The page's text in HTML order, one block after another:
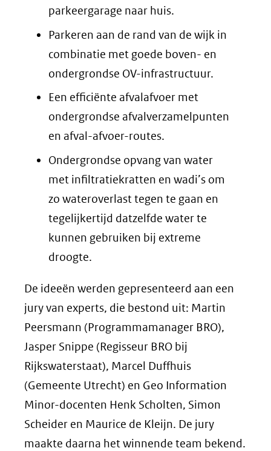
parkeergarage naar huis.
Parkeren aan de rand van de wijk in
combinatie met goede boven- en
ondergrondse OV-infrastructuur.
Een efficiënte afvalafvoer met
ondergrondse afvalverzamelpunten
en afval-afvoer-routes.
Ondergrondse opvang van water
met infiltratiekratten en wadi’s om
zo wateroverlast tegen te gaan en
tegelijkertijd datzelfde water te
kunnen gebruiken bij extreme
droogte.
De ideeën werden gepresenteerd aan een
jury van experts, die bestond uit: Martin
Peersmann (Programmamanager BRO),
Jasper Snippe (Regisseur BRO bij
Rijkswaterstaat), Marcel Duffhuis
(Gemeente Utrecht) en Geo Information
Minor-docenten Henk Scholten, Simon
Scheider en Maurice de Kleijn. De jury
maakte daarna het winnende team bekend.